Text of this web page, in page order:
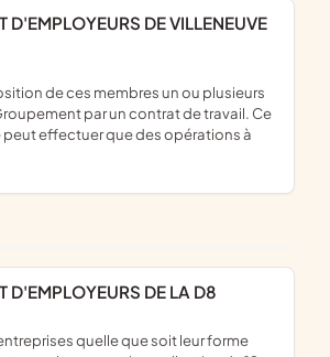
par un contrat de travail. Ce
effectuer que des opérations à
D'EMPLOYEURS DE LA D8